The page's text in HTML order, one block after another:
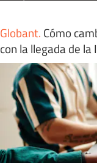
Globant. Cómo
con la llegada de la